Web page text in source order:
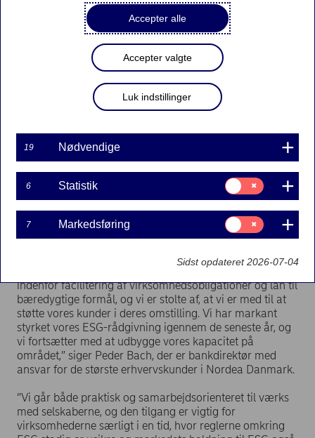
Nordea har faciliteret mere end 200 mia. euro i
finansiering til bæredygtige formål og har
dermed opfyldt et af sine vigtigste
bæredygtighedsmål et halvt år før planlagt.
største erhvervskunder – Large Corporates & Institutions
– 16 mia. euro i finansieringsløsninger til grøn omstilling
og bæredygtige aktiviteter og projekter, hvilket har bragt
det samlede beløb op på 202 mia. euro.
Dermed har Nordea på tværs af de nordiske lande
målsætning om mere end 200 mia. euro
finansiering, der støtter den bæredygtige omstilling, for
”Det understreger, at vi har en stærk position i Norden
indenfor facilitering af virksomhedsobligationer og lån til
bæredygtige formål, og vi er stolte af, at vi er med til at
støtte vores kunder i deres omstilling. Vi har markant
styrket vores ESG-rådgivning igennem de seneste år, og
vi fortsætter med at udbygge vores kapacitet på
området,” siger Peder Bach, der er bankdirektør med
ansvar for de største erhvervskunder i Nordea Danmark.
”Vi går både praktisk og samarbejdsorienteret til værks
med selskaberne, og den tilgang er vigtig for
virksomhederne særligt i en tid, hvor reglerne omkring
Accepter alle
Accepter valgte
Luk indstillinger
19 Nødvendige
6 Statistik
Samtykke
til:
Statistik
7 Markedsføring
Samtykke
til:
Markedsføring
Sidst opdateret 2026-07-04